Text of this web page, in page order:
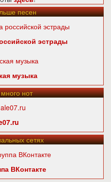
песен
эстрады
музыка
нот
сетях
ВКонтакте